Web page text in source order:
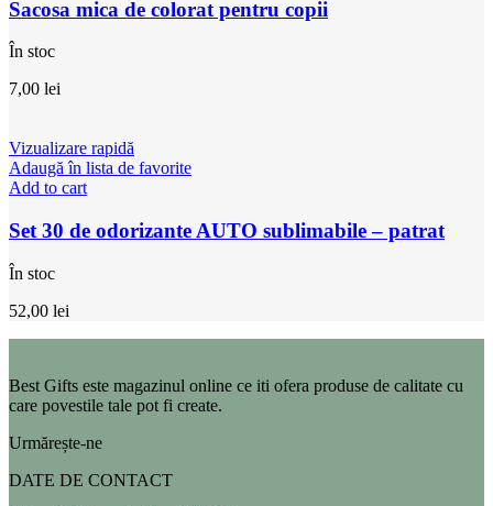
Sacosa mica de colorat pentru copii
În stoc
7,00 lei
Vizualizare rapidă
Adaugă în lista de favorite
Add to cart
Set 30 de odorizante AUTO sublimabile – patrat
În stoc
52,00 lei
Best Gifts este magazinul online ce iti ofera produse de calitate cu
care povestile tale pot fi create.
Urmărește-ne
DATE DE CONTACT